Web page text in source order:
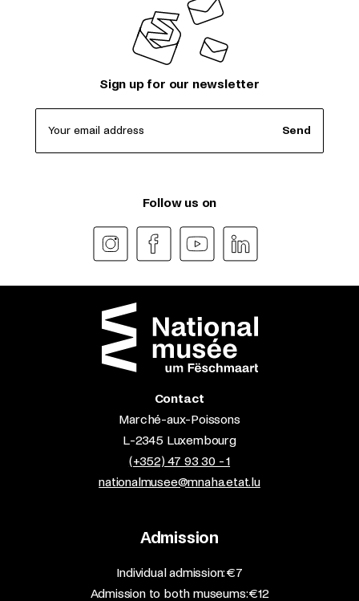
Sign up for our newsletter
Your email address Send
Follow us on
Contact
Marché-aux-Poissons
L-2345 Luxembourg
(+352) 47 93 30 - 1
nationalmusee@mnaha.etat.lu
Admission
​Individual admission: €7​
Admission to both museums: €12​